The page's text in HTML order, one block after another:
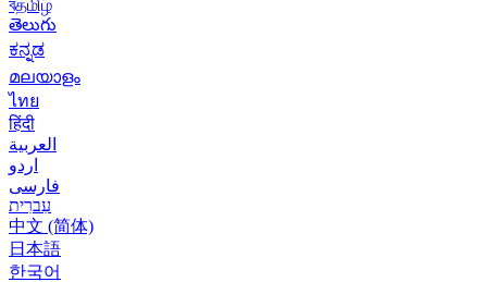
বதமிழ்
తెలుగు
ಕನ್ನಡ
മലയാളം
ไทย
हिंदी
العربية
اردو
فارسی
עִברִית
中文 (简体)
日本語
한국어